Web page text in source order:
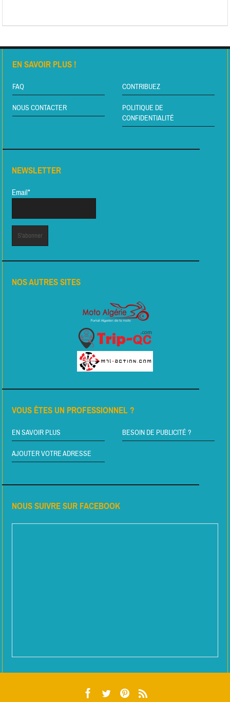
EN SAVOIR PLUS !
FAQ CONTRIBUEZ
NOUS CONTACTER
POLITIQUE DE
CONFIDENTIALITÉ
NEWSLETTER
Email*
NOS AUTRES SITES
VOUS ÊTES UN PROFESSIONNEL ?
EN SAVOIR PLUS BESOIN DE PUBLICITÉ ?
AJOUTER VOTRE ADRESSE
NOUS SUIVRE SUR FACEBOOK